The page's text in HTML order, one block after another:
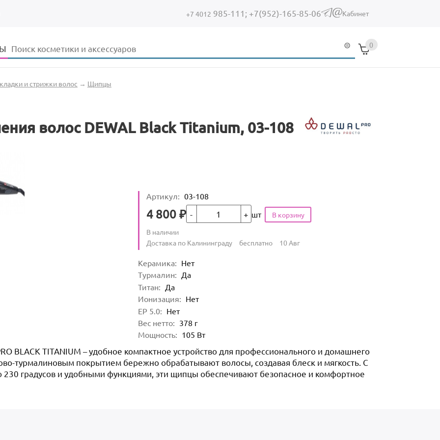
+7 4012 985-111; +7(952)-165-85-06 (link sends e-mail)
Кабинет
Форма поиска
Поиск 0
и стрижки волос → Щипцы
волос DEWAL Black Titanium, 03-108
Артикул: 03-108
Цена
4 800 ₽Кол-во шт
Количество
В наличии
Условия доставки
Доставка по Калининграду бесплатно 10 Авг
Характеристики
Керамика: Нет
Турмалин: Да
Титан: Да
Ионизация: Нет
EP 5.0: Нет
Вес нетто: 378 г
Мощность: 105 Вт
BLACK TITANIUM – удобное компактное устройство для профессионального и домашнего
турмалиновым покрытием бережно обрабатывают волосы, создавая блеск и мягкость. С
230 градусов и удобными функциями, эти щипцы обеспечивают безопасное и комфортное